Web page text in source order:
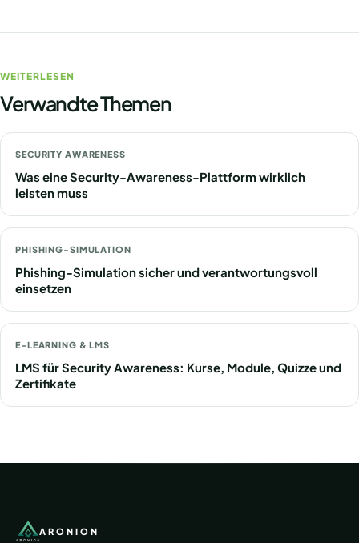
WEITERLESEN
Verwandte Themen
SECURITY AWARENESS
Was eine Security-Awareness-Plattform wirklich
leisten muss
PHISHING-SIMULATION
Phishing-Simulation sicher und verantwortungsvoll
einsetzen
E-LEARNING & LMS
LMS für Security Awareness: Kurse, Module, Quizze und
Zertifikate
ARONION